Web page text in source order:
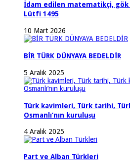
İdam edilen matematikçi,
Lütfi 1495
10 Mart 2026
BİR TÜRK DÜNYAYA BEDELDİR
5 Aralık 2025
Türk kavimleri, Türk tarihi,
Osmanlı’nın kuruluşu
4 Aralık 2025
Part ve Alban Türkleri